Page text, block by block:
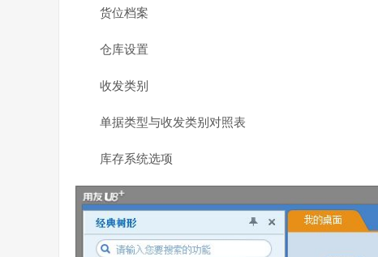
货位档案
仓库设置
收发类别
单据类型与收发类别对照表
库存系统选项